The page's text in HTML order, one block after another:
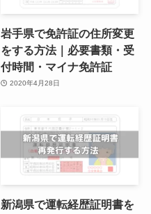
岩手県で免許証の住所変更
をする方法｜必要書類・受
付時間・マイナ免許証
2020年4月28日
新潟県で運転経歴証明書を